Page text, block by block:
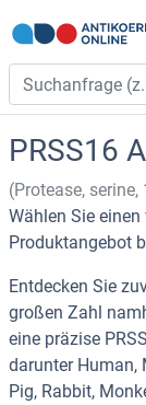
PRSS16
(Protease,
Wählen Sie einen
Produktangebot
Entdecken Sie
großen Zahl
eine präzise
darunter Human,
Pig, Rabbit,